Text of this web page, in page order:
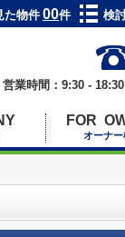
た物件 00件 検
営業時間：9:30 -
FOR
オーナ